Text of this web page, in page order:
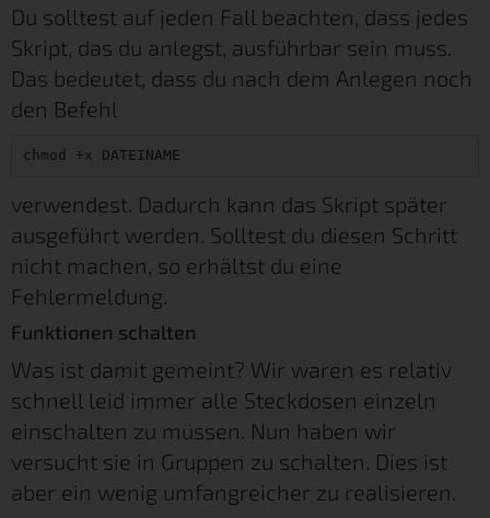
Du solltest auf jeden Fall beachten, dass jedes
Skript, das du anlegst, ausführbar sein muss.
Das bedeutet, dass du nach dem Anlegen noch
den Befehl
chmod +x DATEINAME
verwendest. Dadurch kann das Skript später
ausgeführt werden. Solltest du diesen Schritt
nicht machen, so erhältst du eine
Fehlermeldung.
Funktionen schalten
Was ist damit gemeint? Wir waren es relativ
schnell leid immer alle Steckdosen einzeln
einschalten zu müssen. Nun haben wir
versucht sie in Gruppen zu schalten. Dies ist
aber ein wenig umfangreicher zu realisieren.